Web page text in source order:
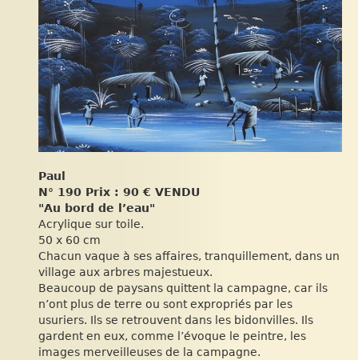
Paul
N° 190 Prix : 90 € VENDU
"Au bord de l’eau"
Acrylique sur toile.
50 x 60 cm
Chacun vaque à ses affaires, tranquillement, dans un
village aux arbres majestueux.
Beaucoup de paysans quittent la campagne, car ils
n’ont plus de terre ou sont expropriés par les
usuriers. Ils se retrouvent dans les bidonvilles. Ils
gardent en eux, comme l’évoque le peintre, les
images merveilleuses de la campagne.